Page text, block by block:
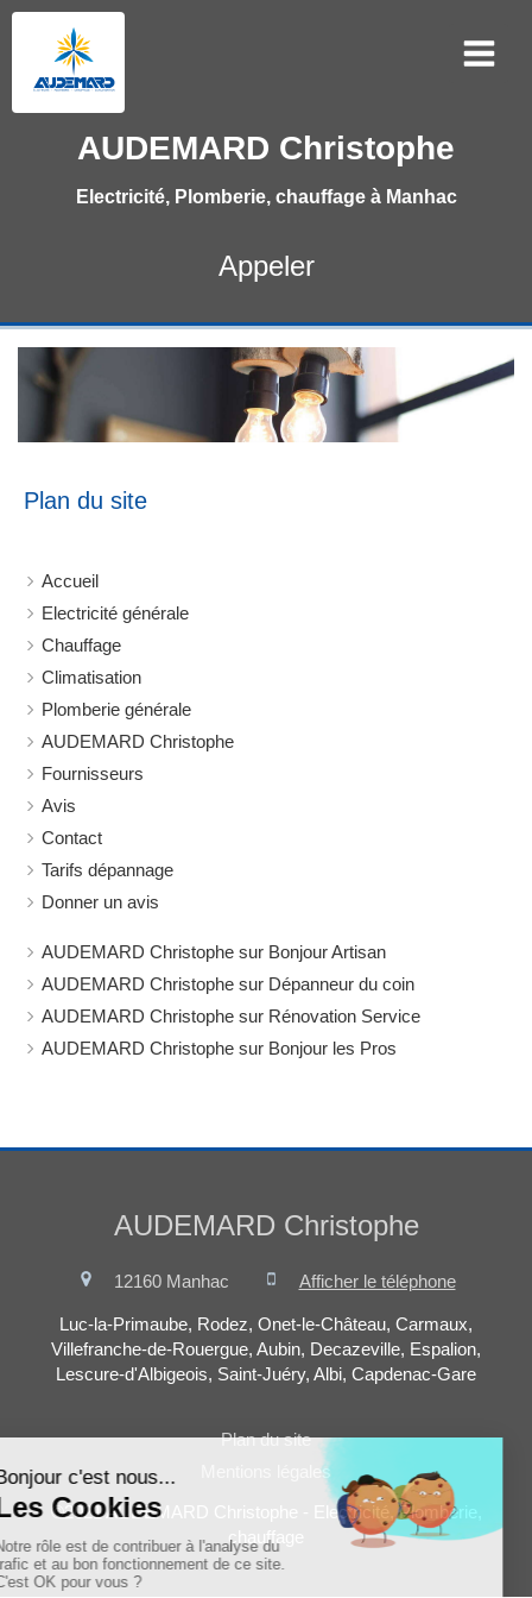
AUDEMARD Christophe
Electricité, Plomberie, chauffage à Manhac
Appeler
Plan du site
Accueil
Electricité générale
Chauffage
Climatisation
Plomberie générale
AUDEMARD Christophe
Fournisseurs
Avis
Contact
Tarifs dépannage
Donner un avis
AUDEMARD Christophe sur Bonjour Artisan
AUDEMARD Christophe sur Dépanneur du coin
AUDEMARD Christophe sur Rénovation Service
AUDEMARD Christophe sur Bonjour les Pros
AUDEMARD Christophe
12160 Manhac Afficher le téléphone
Luc-la-Primaube, Rodez, Onet-le-Château, Carmaux,
Villefranche-de-Rouergue, Aubin, Decazeville, Espalion,
Lescure-d'Albigeois, Saint-Juéry, Albi, Capdenac-Gare
Plan du site
Mentions légales
©2021 AUDEMARD Christophe - Electricité, Plomberie,
chauffage